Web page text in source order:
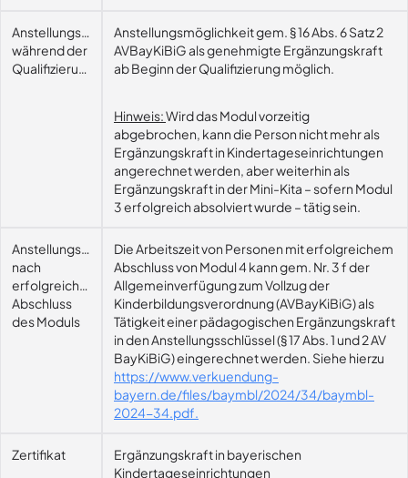
Anstellungsmöglichkeit
während der
Qualifizierung
Anstellungsmöglichkeit gem. § 16 Abs. 6 Satz 2
AVBayKiBiG als genehmigte Ergänzungskraft
ab Beginn der Qualifizierung möglich.
Hinweis:Wird das Modul vorzeitig
abgebrochen, kann die Person nicht mehr als
Ergänzungskraft in Kindertageseinrichtungen
angerechnet werden, aber weiterhin als
Ergänzungskraft in der Mini-Kita – sofern Modul
3 erfolgreich absolviert wurde – tätig sein.
Anstellungsmöglichkeit
nach
erfolgreichem
Abschluss
des Moduls
Die Arbeitszeit von Personen mit erfolgreichem
Abschluss von Modul 4 kann gem. Nr. 3 f der
Allgemeinverfügung zum Vollzug der
Kinderbildungsverordnung (AVBayKiBiG) als
Tätigkeit einer pädagogischen Ergänzungskraft
in den Anstellungsschlüssel (§ 17 Abs. 1 und 2 AV
BayKiBiG) eingerechnet werden. Siehe hierzu
https://www.verkuendung-
bayern.de/files/baymbl/2024/34/baymbl-
2024-34.pdf.
Zertifikat
Ergänzungskraft in bayerischen
Kindertageseinrichtungen